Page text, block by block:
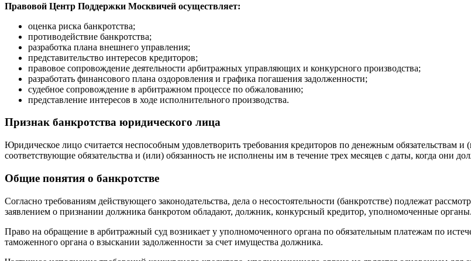
Правовой Центр Поддержки Москвичей осуществляет:
оценка риска банкротства;
противодействие банкротства;
разработка плана внешнего управления;
представительство интересов кредиторов;
правовое сопровождение деятельности арбитражных управляющих и конкурсного производства;
разработать финансового плана оздоровления и графика погашения задолженности;
судебное сопровождение в арбитражном процессе по обжалованию;
представление интересов в ходе исполнительного производства.
Признак банкротства юридического лица
Юридическое лицо считается неспособным удовлетворить требования кредиторов по денежным обязательствам и
соответствующие обязательства и (или) обязанность не исполнены им в течение трех месяцев с даты, когда они
Общие понятия о банкротстве
Согласно требованиям действующего законодательства, дела о несостоятельности (банкротстве) подлежат
заявлением о признании должника банкротом обладают, должник, конкурсный кредитор, уполномоченные органы.
Право на обращение в арбитражный суд возникает у уполномоченного органа по обязательным платежам по
таможенного органа о взыскании задолженности за счет имущества должника.